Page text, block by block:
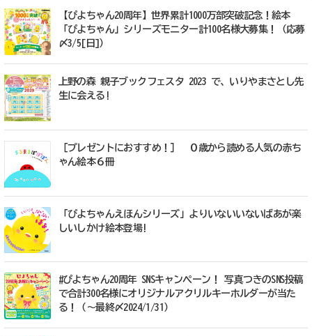
【ぴよちゃん20周年】世界累計1000万部突破記念！絵本
「ぴよちゃん」シリーズモニター計100名様大募集！（応募
〆3/5[日]）
上野の森 親子ブックフェスタ 2023 で、いりやまさとし先
生に会える!
［プレゼントにおすすめ！］ ０歳から読める人気の赤ち
ゃん絵本６冊
「ぴよちゃんえほんシリーズ」よりいないいないばあが楽
しいしかけ絵本登場!
#ぴよちゃん20周年 SNSキャンペーン！ 写真つきのSNS投稿
で合計300名様にオリジナルアクリルキーホルダーが当た
る！（～最終〆2024/1/31）